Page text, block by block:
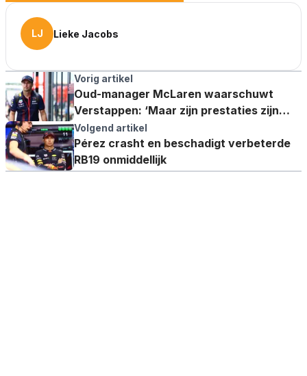
LJ Lieke Jacobs
Vorig artikel
Oud-manager McLaren waarschuwt
Verstappen: ‘Maar zijn prestaties zijn
geweldig'
Volgend artikel
Pérez crasht en beschadigt verbeterde
RB19 onmiddellijk